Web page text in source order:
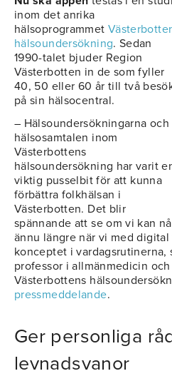
inom det anrika
hälsoprogrammet
hälsoundersökning. Sedan
1990-talet bjuder Region
Västerbotten in de som fyller
40, 50 eller 60 år till två
på sin hälsocentral.
– Hälsoundersökningarna och
hälsosamtalen inom
Västerbottens
hälsoundersökning har varit
viktig pusselbit för att kunna
förbättra folkhälsan i
Västerbotten. Det blir
spännande att se om vi kan nå
ännu längre när vi med
konceptet i vardagsrutinerna,
professor i allmänmedicin
Västerbottens
pressmeddelande.
Ger personliga
levnadsvanor